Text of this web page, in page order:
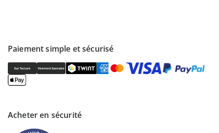
Paiement simple et sécurisé
Acheter en sécurité